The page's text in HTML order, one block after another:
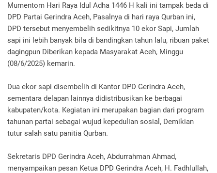
Mumentom Hari Raya Idul Adha 1446 H kali ini tampak beda di
DPD Partai Gerindra Aceh, Pasalnya di hari raya Qurban ini,
DPD tersebut menyembelih sedikitnya 10 ekor Sapi, Jumlah
sapi ini lebih banyak bila di bandingkan tahun lalu, ribuan paket
dagingpun Diberikan kepada Masyarakat Aceh, Minggu
(08/6/2025) kemarin.
Dua ekor sapi disembelih di Kantor DPD Gerindra Aceh,
sementara delapan lainnya didistribusikan ke berbagai
kabupaten/kota. Kegiatan ini merupakan bagian dari program
tahunan partai sebagai wujud kepedulian sosial, Demikian
tutur salah satu panitia Qurban.
Sekretaris DPD Gerindra Aceh, Abdurrahman Ahmad,
menyampaikan pesan Ketua DPD Gerindra Aceh, H. Fadhlullah,